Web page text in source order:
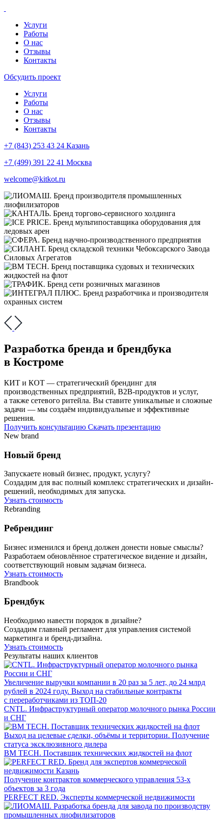
Услуги
Работы
О нас
Отзывы
Контакты
Обсудить проект
Услуги
Работы
О нас
Отзывы
Контакты
+7 (843) 253 43 24 Казань
+7 (499) 391 22 41 Москва
welcome@kitkot.ru
Разработка бренда и брендбука
в Костроме
КИТ и КОТ — стратегический брендинг для
производственных предприятий, В2В-продуктов и услуг,
а также сетевого ритейла. Вы ставите уникальные и сложные
задачи — мы создаём индивидуальные и эффективные
решения.
Получить консультацию Скачать презентацию
New brand
Новый бренд
Запускаете новый бизнес, продукт, услугу?
Создадим для вас полный комплекс стратегических и дизайн-
решений, необходимых для запуска.
Узнать стоимость
Rebranding
Ребрендинг
Бизнес изменился и бренд должен донести новые смыслы?
Разработаем обновлённое стратегическое видение и дизайн,
соответствующий новым задачам бизнеса.
Узнать стоимость
Brandbook
Брендбук
Необходимо навести порядок в дизайне?
Создадим главный регламент для управления системой
маркетинга и бренд-дизайна.
Узнать стоимость
Результаты наших клиентов
Увеличение выручки компании в 20 раз за 5 лет, до 24 млрд
рублей в 2024 году. Выход на стабильные контракты
с переработчиками из ТОП-20
CNTL. Инфраструктурный оператор молочного рынка России
и СНГ
Выход на целевые сделки, объёмы и территории. Получение
статуса эксклюзивного дилера
BM TECH. Поставщик технических жидкостей на флот
Получение контрактов коммерческого управления 53-х
объектов за 3 года
PERFECT RED. Эксперты коммерческой недвижимости